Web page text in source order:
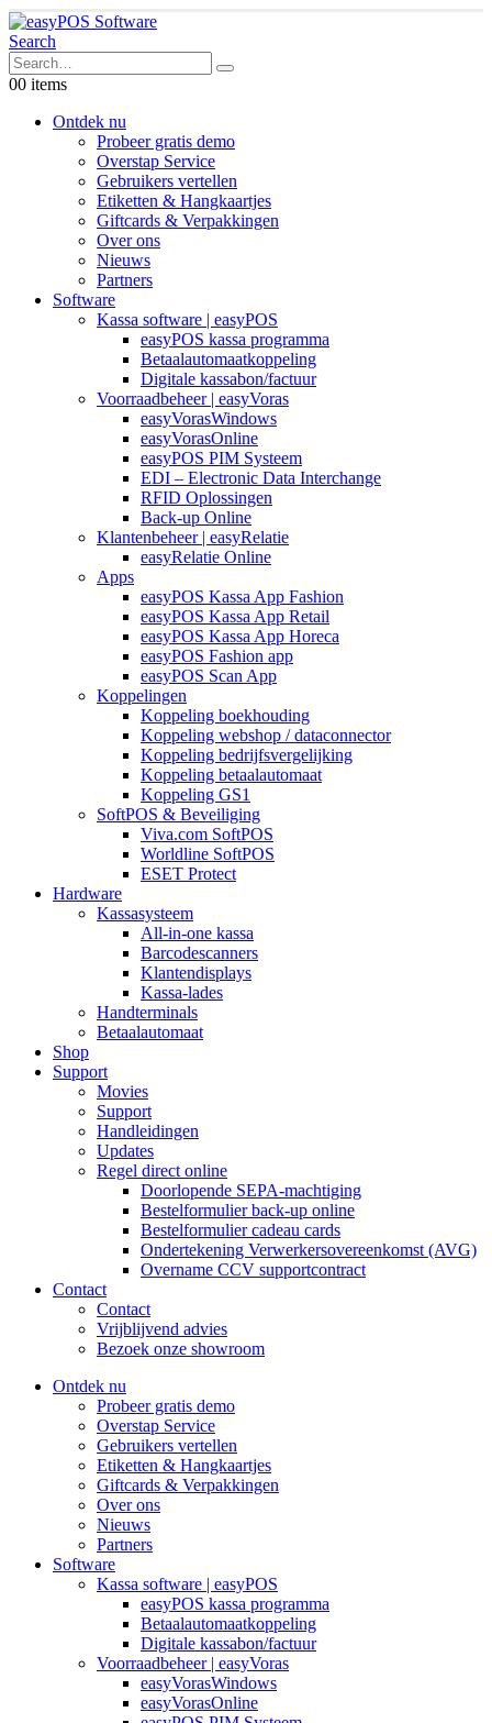
Search
00 items
Ontdek nu
Probeer gratis demo
Overstap Service
Gebruikers vertellen
Etiketten & Hangkaartjes
Giftcards & Verpakkingen
Over ons
Nieuws
Partners
Software
Kassa software | easyPOS
easyPOS kassa programma
Betaalautomaatkoppeling
Digitale kassabon/factuur
Voorraadbeheer | easyVoras
easyVorasWindows
easyVorasOnline
easyPOS PIM Systeem
EDI – Electronic Data Interchange
RFID Oplossingen
Back-up Online
Klantenbeheer | easyRelatie
easyRelatie Online
Apps
easyPOS Kassa App Fashion
easyPOS Kassa App Retail
easyPOS Kassa App Horeca
easyPOS Fashion app
easyPOS Scan App
Koppelingen
Koppeling boekhouding
Koppeling webshop / dataconnector
Koppeling bedrijfsvergelijking
Koppeling betaalautomaat
Koppeling GS1
SoftPOS & Beveiliging
Viva.com SoftPOS
Worldline SoftPOS
ESET Protect
Hardware
Kassasysteem
All-in-one kassa
Barcodescanners
Klantendisplays
Kassa-lades
Handterminals
Betaalautomaat
Shop
Support
Movies
Support
Handleidingen
Updates
Regel direct online
Doorlopende SEPA-machtiging
Bestelformulier back-up online
Bestelformulier cadeau cards
Ondertekening Verwerkersovereenkomst (AVG)
Overname CCV supportcontract
Contact
Contact
Vrijblijvend advies
Bezoek onze showroom
Ontdek nu
Probeer gratis demo
Overstap Service
Gebruikers vertellen
Etiketten & Hangkaartjes
Giftcards & Verpakkingen
Over ons
Nieuws
Partners
Software
Kassa software | easyPOS
easyPOS kassa programma
Betaalautomaatkoppeling
Digitale kassabon/factuur
Voorraadbeheer | easyVoras
easyVorasWindows
easyVorasOnline